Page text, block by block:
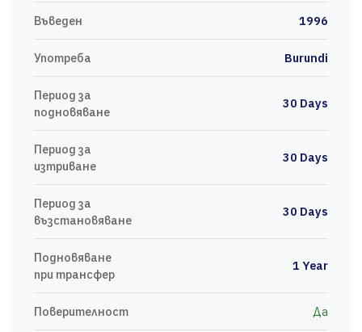
Въведен 1996
Употреба Burundi
Период за
подновяване
30 Days
Период за
изтриване
30 Days
Период за
възстановяване
30 Days
Подновяване
при трансфер
1 Year
Поверителност Да